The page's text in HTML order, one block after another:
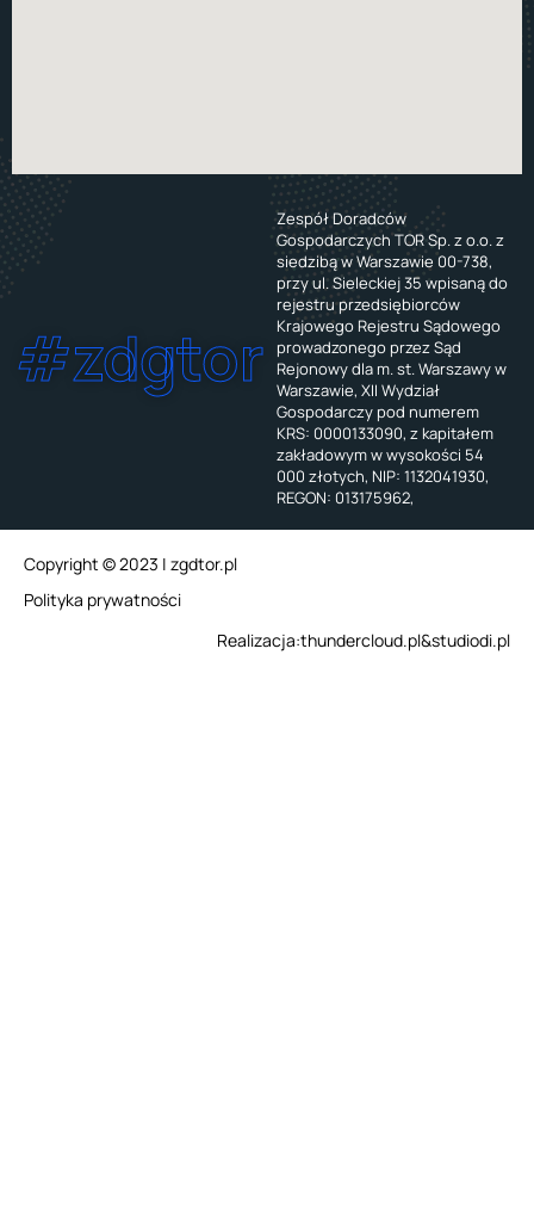
#zdgtor
Zespół Doradców
Gospodarczych TOR Sp. z o.o. z
siedzibą w Warszawie 00-738,
przy ul. Sieleckiej 35 wpisaną do
rejestru przedsiębiorców
Krajowego Rejestru Sądowego
prowadzonego przez Sąd
Rejonowy dla m. st. Warszawy w
Warszawie, XII Wydział
Gospodarczy pod numerem
KRS: 0000133090, z kapitałem
zakładowym w wysokości 54
000 złotych, NIP: 1132041930,
REGON: 013175962,
Copyright © 2023 | zgdtor.pl
Polityka prywatności
studiodi.pl
&
thundercloud.pl
Realizacja: